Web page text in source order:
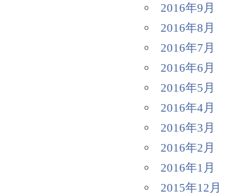
2016年9月
2016年8月
2016年7月
2016年6月
2016年5月
2016年4月
2016年3月
2016年2月
2016年1月
2015年12月